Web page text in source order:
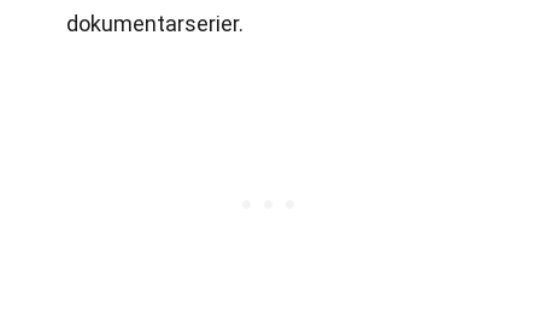
dokumentarserier.